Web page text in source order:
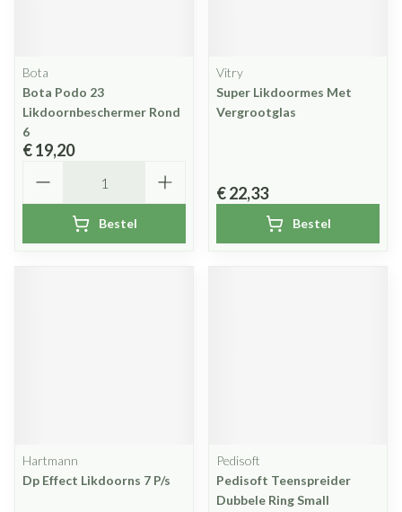
Bota
Bota Podo 23
Likdoornbeschermer Rond
6
€ 19,20
Bestel
Vitry
Super Likdoormes Met
Vergrootglas
€ 22,33
Bestel
Hartmann
Dp Effect Likdoorns 7 P/s
Pedisoft
Pedisoft Teenspreider
Dubbele Ring Small